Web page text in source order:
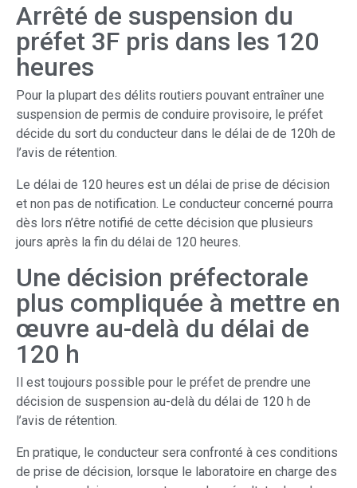
Arrêté de suspension du
préfet 3F pris dans les 120
heures
Pour la plupart des délits routiers pouvant entraîner une
suspension de permis de conduire provisoire, le préfet
décide du sort du conducteur dans le délai de de 120h de
l’avis de rétention.
Le délai de 120 heures est un délai de prise de décision
et non pas de notification. Le conducteur concerné pourra
dès lors n’être notifié de cette décision que plusieurs
jours après la fin du délai de 120 heures.
Une décision préfectorale
plus compliquée à mettre en
œuvre au-delà du délai de
120 h
Il est toujours possible pour le préfet de prendre une
décision de suspension au-delà du délai de 120 h de
l’avis de rétention.
En pratique, le conducteur sera confronté à ces conditions
de prise de décision, lorsque le laboratoire en charge des